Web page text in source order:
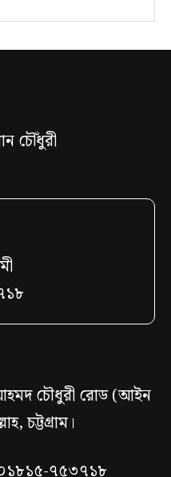
চৌঁধুরী
চৌধুরী রোড (আইন
চট্টগ্রাম।
৭৫৩৭১৮